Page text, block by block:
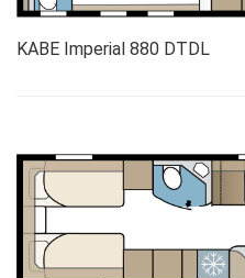
KABE Imperial 880 DTDL